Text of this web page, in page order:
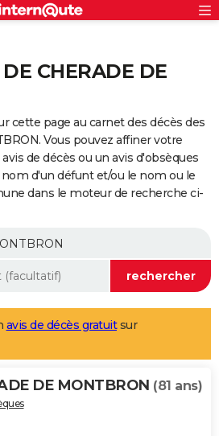
CHERADE DE
cette page au carnet des décès des
Vous pouvez affiner votre
de décès ou un avis d'obsèques
d'un défunt et/ou le nom ou le
dans le moteur de recherche ci-
avis de décès gratuitsur
DE MONTBRON (81 ans)